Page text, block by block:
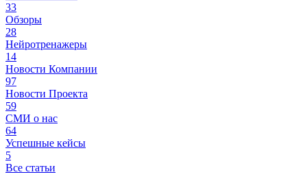
33
Обзоры
28
Нейротренажеры
14
Новости Компании
97
Новости Проекта
59
СМИ о нас
64
Успешные кейсы
5
Все статьи